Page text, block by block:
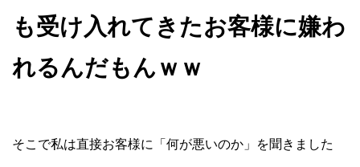
も受け入れてきたお客様に嫌わ
れるんだもんｗｗ
そこで私は直接お客様に「何が悪いのか」を聞きました